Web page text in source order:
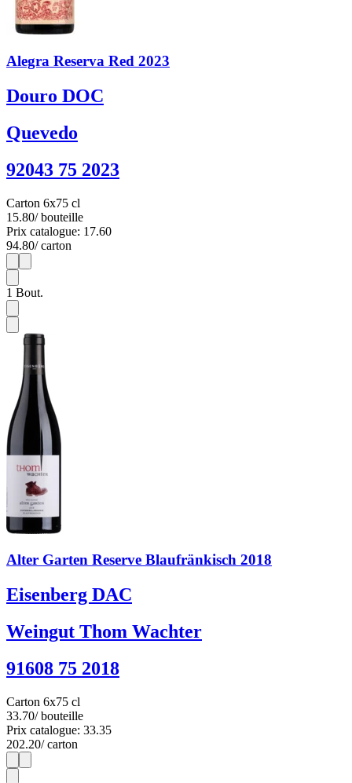
Alegra Reserva Red 2023
Douro DOC
Quevedo
92043 75 2023
Carton 6x75 cl
15.80/ bouteille
Prix catalogue: 17.60
94.80/ carton
1
1 Bout.
Alter Garten Reserve Blaufränkisch 2018
Eisenberg DAC
Weingut Thom Wachter
91608 75 2018
Carton 6x75 cl
33.70/ bouteille
Prix catalogue: 33.35
202.20/ carton
1